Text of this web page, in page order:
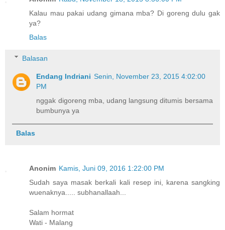
Kalau mau pakai udang gimana mba? Di goreng dulu gak
ya?
Balas
Balasan
Endang Indriani Senin, November 23, 2015 4:02:00
PM
nggak digoreng mba, udang langsung ditumis bersama
bumbunya ya
Balas
Anonim Kamis, Juni 09, 2016 1:22:00 PM
Sudah saya masak berkali kali resep ini, karena sangking
wuenaknya..... subhanallaah...
Salam hormat
Wati - Malang